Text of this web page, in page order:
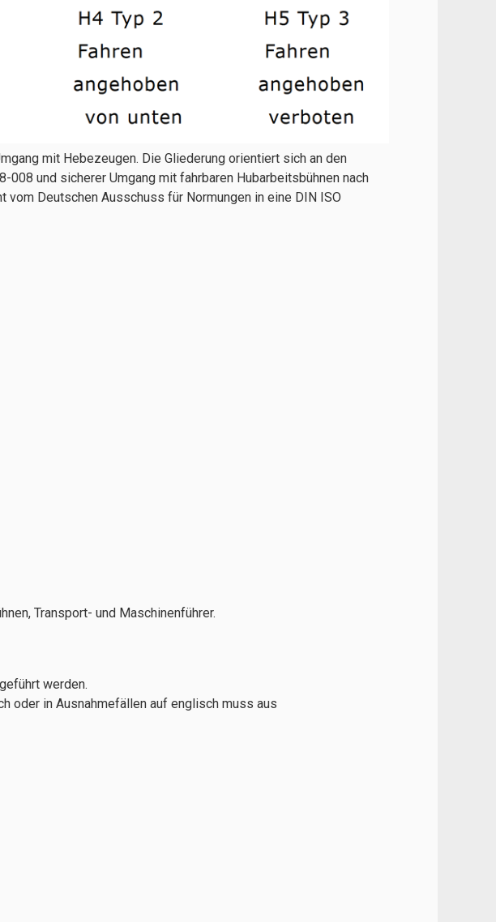
mit Hebezeugen. Die Gliederung orientiert sich an den
und sicherer Umgang mit fahrbaren Hubarbeitsbühnen nach
Deutschen Ausschuss für Normungen in eine DIN ISO
Transport- und Maschinenführer.
werden.
oder in Ausnahmefällen auf englisch muss aus